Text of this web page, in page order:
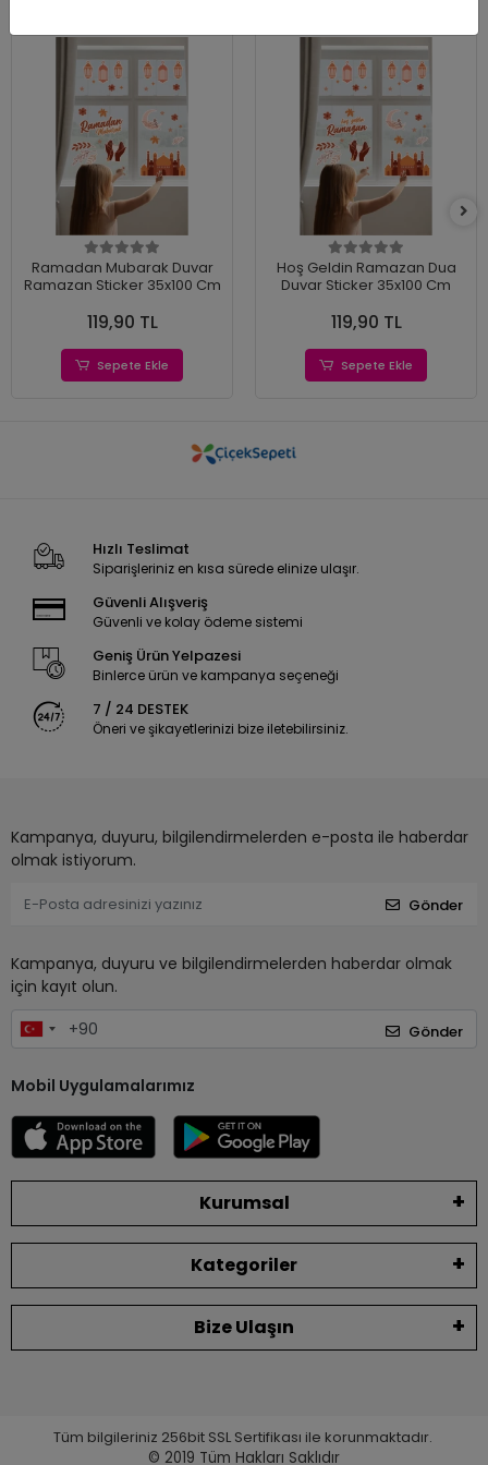
Ramadan Mubarak Duvar
Ramazan Sticker 35x100 Cm
119,90 TL
Sepete Ekle
Hoş Geldin Ramazan Dua
Duvar Sticker 35x100 Cm
119,90 TL
Sepete Ekle
Hızlı Teslimat
Siparişleriniz en kısa sürede elinize ulaşır.
Güvenli Alışveriş
Güvenli ve kolay ödeme sistemi
Geniş Ürün Yelpazesi
Binlerce ürün ve kampanya seçeneği
7 / 24 DESTEK
Öneri ve şikayetlerinizi bize iletebilirsiniz.
Kampanya, duyuru, bilgilendirmelerden e-posta ile haberdar
olmak istiyorum.
Gönder
Kampanya, duyuru ve bilgilendirmelerden haberdar olmak
için kayıt olun.
Gönder
Mobil Uygulamalarımız
Kurumsal
Kategoriler
Bize Ulaşın
Tüm bilgileriniz 256bit SSL Sertifikası ile korunmaktadır.
© 2019 Tüm Hakları Saklıdır